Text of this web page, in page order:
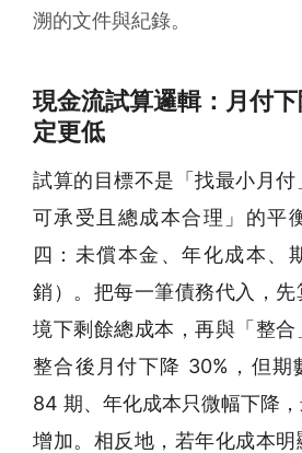
溯的文件與紀錄。
現金流試算邏輯：月付
定更低
試算的目標不是「找最小月
可承受且總成本合理」的平
四：未償本金、年化成本、
銷）。把每一筆債務代入，
境下剩餘總成本，再與「整
整合後月付下降 30%，但期
84 期、年化成本只微幅下降
增加。相反地，若年化成本